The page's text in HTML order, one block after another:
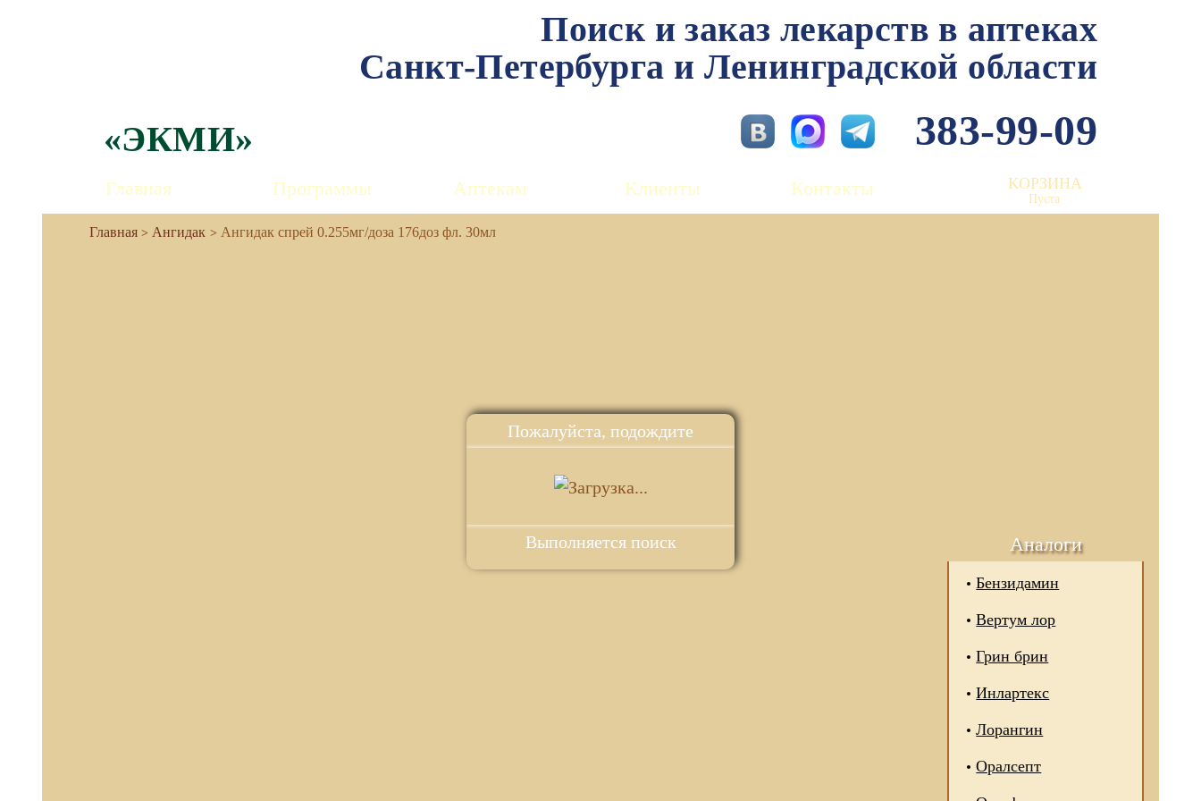
Пожалуйста, подождите
Выполняется поиск
Поиск и заказ лекарств в аптеках
Санкт-Петербурга и Ленинградской области
383-99-09
«ЭКМИ»
Главная Программы Аптекам Клиенты Контакты КОРЗИНА
Пуста
Ангидак Ангидак спрей 0.255мг/доза 176доз фл. 30мл
Аналоги
Бензидамин
Вертум лор
Грин брин
Инлартекс
Лорангин
Оралсепт